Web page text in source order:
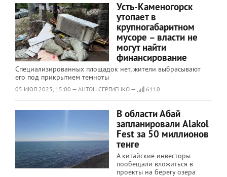
Усть-Каменогорск
утопает в
крупногабаритном
мусоре – власти не
могут найти
финансирование
Специализированных площадок нет, жители выбрасывают
его под прикрытием темноты
05 ИЮЛ 2025, 15:00 — АНТОН СЕРГИЕНКО — 6110
В области Абай
запланировали Alakol
Fest за 50 миллионов
тенге
А китайские инвесторы
пообещали вложиться в
проекты на берегу озера